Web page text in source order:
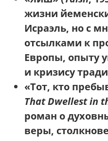
жизни
Исраэль, но с
отсылками к
Европы, опыту
и кризису
«Тот, кто
That Dwellest in
роман о
веры,